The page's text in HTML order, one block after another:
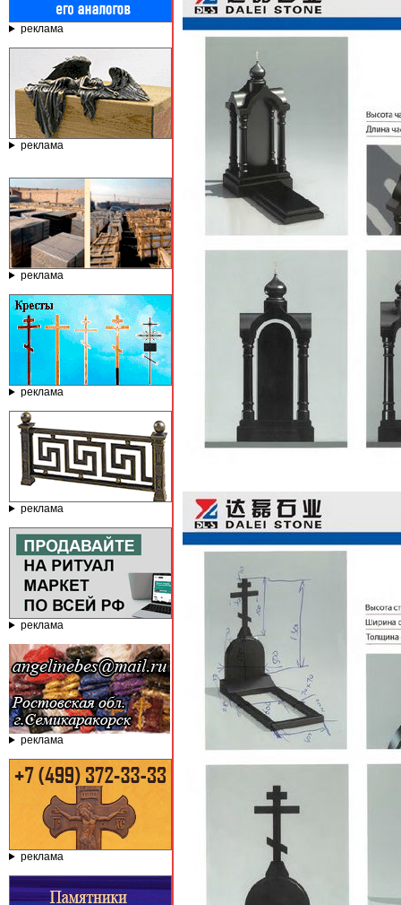
реклама
реклама
реклама
реклама
реклама
реклама
реклама
реклама